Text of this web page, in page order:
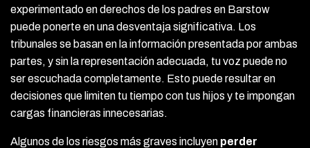
experimentado en derechos de los padres en Barstow
puede ponerte en una desventaja significativa. Los
tribunales se basan en la información presentada por ambas
partes, y sin la representación adecuada, tu voz puede no
ser escuchada completamente. Esto puede resultar en
decisiones que limiten tu tiempo con tus hijos y te impongan
cargas financieras innecesarias.
Algunos de los riesgos más graves incluyen perder